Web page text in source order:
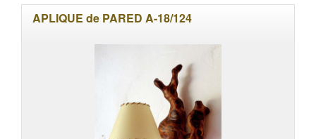
APLIQUE de PARED A-18/124